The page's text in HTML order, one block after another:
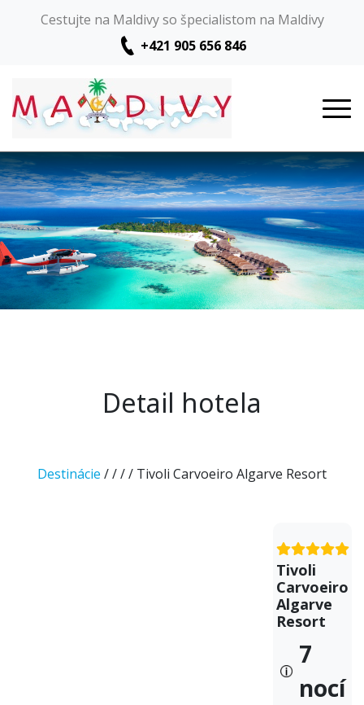
Cestujte na Maldivy so špecialistom na Maldivy
+421 905 656 846
Detail hotela
Destinácie //// Tivoli Carvoeiro Algarve Resort
Tivoli
Carvoeiro
Algarve
Resort
7
nocí